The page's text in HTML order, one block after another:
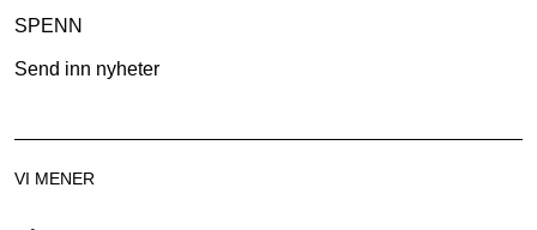
SPENN
Send inn nyheter
VI MENER